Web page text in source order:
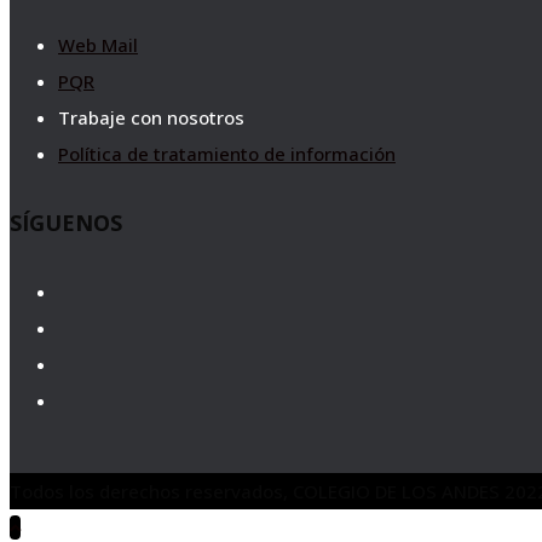
Web Mail
PQR
Trabaje con nosotros
Política de tratamiento de información
SÍGUENOS